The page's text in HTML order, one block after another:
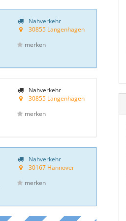
Nahverkehr
30855 Langenhagen
merken
Nahverkehr
30855 Langenhagen
merken
Nahverkehr
30167 Hannover
merken